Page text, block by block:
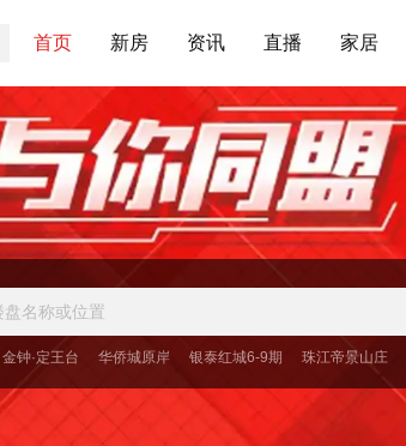
首页 新房 资讯 直播 家居
金钟·定王台 华侨城原岸 银泰红城6-9期 珠江帝景山庄